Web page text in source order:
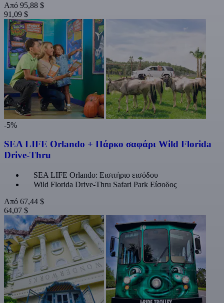
Από 95,88 $
91,09 $
-5%
SEA LIFE Orlando + Πάρκο σαφάρι Wild Florida
Drive-Thru
SEA LIFE Orlando: Εισιτήριο εισόδου
Wild Florida Drive-Thru Safari Park Είσοδος
Από 67,44 $
64,07 $